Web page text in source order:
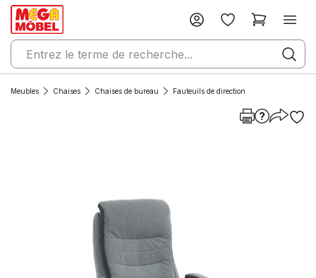
Meubles Chaises Chaises de bureau Fauteuils de direction